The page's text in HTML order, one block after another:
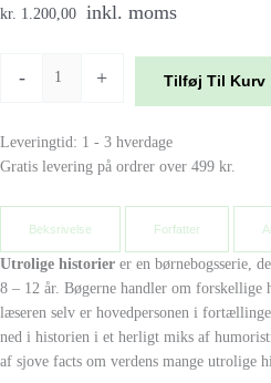
kr. 1.200,00 inkl. moms
- + Tilføj Til Kurv
Leveringtid: 1 - 3 hverdage
Gratis levering på ordrer over 499 kr.
Beksrivelse Forfatter
Utrolige historier er en børnebogsserie,
8 – 12 år. Bøgerne handler om forskellige
læseren selv er hovedpersonen i
ned i historien i et herligt miks af
af sjove facts om verdens mange utrolige